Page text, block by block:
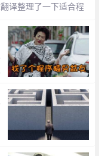
译整理了一下适合程
路